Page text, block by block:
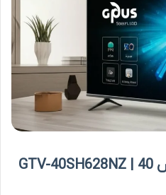
بررسی تلویزیون جی پلاس GTV-40SH628NZ | 40